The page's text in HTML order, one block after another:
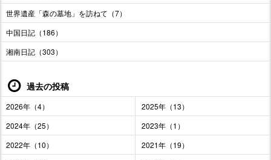
世界遺産「森の墓地」を訪ねて（7）
中国日記（186）
湘南日記（303）
過去の投稿
2026年（4）
2025年（13）
2024年（25）
2023年（1）
2022年（10）
2021年（19）